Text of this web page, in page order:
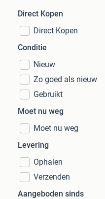
Direct Kopen
Direct Kopen
Conditie
Nieuw
Zo goed als nieuw
Gebruikt
Moet nu weg
Moet nu weg
Levering
Ophalen
Verzenden
Aangeboden sinds